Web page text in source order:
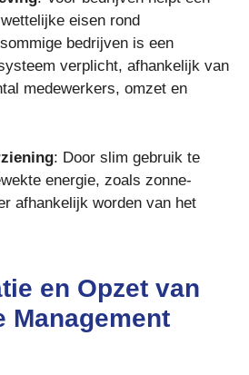
eisen rond
bedrijven is een
verplicht, afhankelijk van
medewerkers, omzet en
: Door slim gebruik te
energie, zoals zonne-
afhankelijk worden van het
en Opzet van
Management